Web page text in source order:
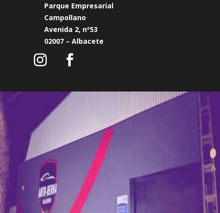
Parque Empresarial
Campollano
Avenida 2, nº53
02007 – Albacete